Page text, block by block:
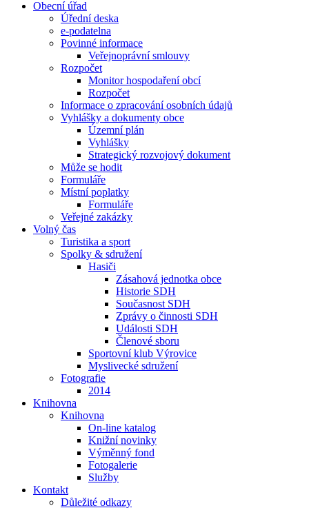
Obecní úřad
Úřední deska
e-podatelna
Povinné informace
Veřejnoprávní smlouvy
Rozpočet
Monitor hospodaření obcí
Rozpočet
Informace o zpracování osobních údajů
Vyhlášky a dokumenty obce
Územní plán
Vyhlášky
Strategický rozvojový dokument
Může se hodit
Formuláře
Místní poplatky
Formuláře
Veřejné zakázky
Volný čas
Turistika a sport
Spolky & sdružení
Hasiči
Zásahová jednotka obce
Historie SDH
Současnost SDH
Zprávy o činnosti SDH
Události SDH
Členové sboru
Sportovní klub Výrovice
Myslivecké sdružení
Fotografie
2014
Knihovna
Knihovna
On-line katalog
Knižní novinky
Výměnný fond
Fotogalerie
Služby
Kontakt
Důležité odkazy